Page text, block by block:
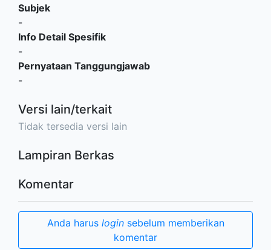
Subjek
-
Info Detail Spesifik
-
Pernyataan Tanggungjawab
-
Versi lain/terkait
Tidak tersedia versi lain
Lampiran Berkas
Komentar
Anda harus loginsebelum memberikan
komentar